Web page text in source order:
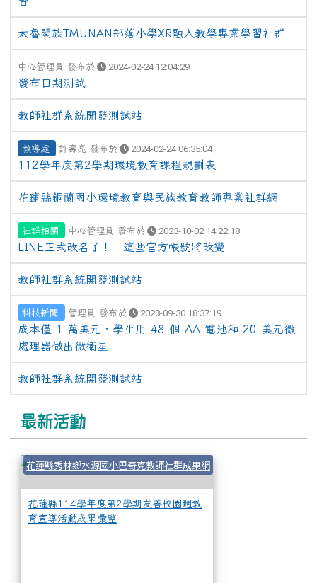
太魯閣族TMUNAN部落小學XR融入教學專業學習社群
中心管理員 發布於 2024-02-24 12:04:29
發布日期測試
教師社群系統開發測試站
教導處 許壽亮 發布於 2024-02-24 06:35:04
112學年度第2學期環境教育課程規劃表
花蓮縣銅蘭國小環境教育與民族教育教師專業社群網
社群相關 中心管理員 發布於 2023-10-02 14:22:18
LINE正式改名了！ 這些官方帳號將改變
教師社群系統開發測試站
科技新聞 管理員 發布於 2023-09-30 18:37:19
成本僅 1 萬美元，學生用 48 個 AA 電池和 20 美元微
處理器做出微衛星
教師社群系統開發測試站
最新活動
花蓮縣秀林鄉水源國小巴奇克教師社群成果網
花蓮縣114學年度第2學期友善校園週教
育宣導活動成果彙整